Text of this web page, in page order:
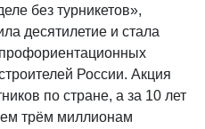
без турникетов»,
десятилетие и стала
России. Акция
по стране, а за 10 лет
трём миллионам